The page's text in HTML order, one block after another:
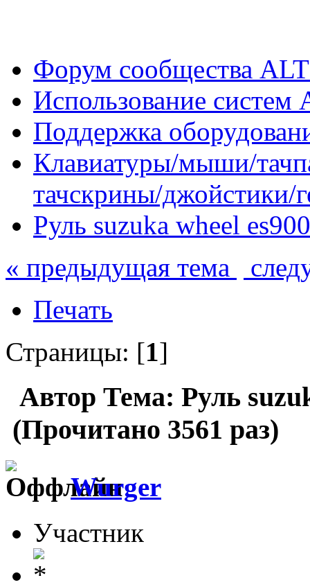
Форум сообщества
Использование систем
Поддержка
Клавиатуры/мыши/
тачскрины/джойстики/
Руль suzuka wheel
« предыдущая тема
Печать
Страницы: [1]
Автор Тема: Руль
(Прочитано 3561 раз)
Wurger
Участник